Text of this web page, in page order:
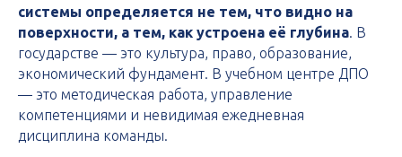
системы определяется не тем, что видно на
поверхности, а тем, как устроена её глубина. В
государстве — это культура, право, образование,
экономический фундамент. В учебном центре ДПО
— это методическая работа, управление
компетенциями и невидимая ежедневная
дисциплина команды.